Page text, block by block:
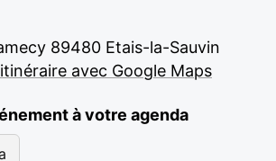
89480 Etais-la-Sauvin
avec Google Maps
à votre agenda